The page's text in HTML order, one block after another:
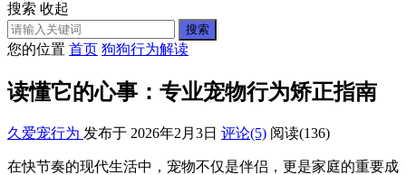
搜索 收起
搜索
您的位置 首页 狗狗行为解读
读懂它的心事：专业宠物行为矫正指南
久爱宠行为 发布于 2026年2月3日 评论(5) 阅读(136)
在快节奏的现代生活中，宠物不仅是伴侣，更是家庭的重要成